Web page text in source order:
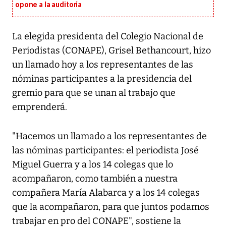
opone a la auditoría
La elegida presidenta del Colegio Nacional de
Periodistas (CONAPE), Grisel Bethancourt, hizo
un llamado hoy a los representantes de las
nóminas participantes a la presidencia del
gremio para que se unan al trabajo que
emprenderá.
"Hacemos un llamado a los representantes de
las nóminas participantes: el periodista José
Miguel Guerra y a los 14 colegas que lo
acompañaron, como también a nuestra
compañera María Alabarca y a los 14 colegas
que la acompañaron, para que juntos podamos
trabajar en pro del CONAPE", sostiene la